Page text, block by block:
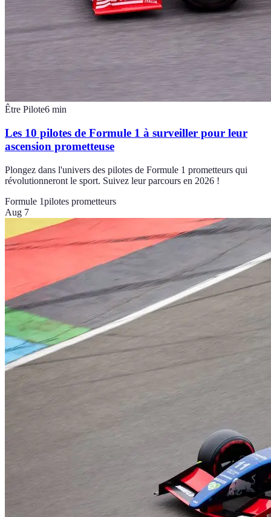
Être Pilote6 min
Les 10 pilotes de Formule 1 à surveiller pour leur
ascension prometteuse
Plongez dans l'univers des pilotes de Formule 1 prometteurs qui
révolutionneront le sport. Suivez leur parcours en 2026 !
Formule 1pilotes prometteurs
Aug 7